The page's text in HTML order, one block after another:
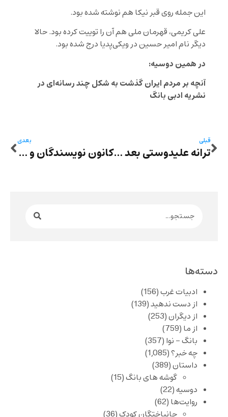
این جمله روی قبر نیکا هم نوشته شده بود.
علی کریمی، قهرمان ملی هم آن را توییت کرده بود. حالا
دیگر نام امیر حسین در ویکی‌پدیا درج شده بود.
در همین دوسیه:
آنچه بر مردم ایران گذشت به شکل چند رسانه‌ای در
نشریه ادبی بانگ
قبلی
ترانه علیدوستی بعد از آزادی از اوین، بدون حجاب اجباری مقابل دوربین ایستاد
بعدی
کانون نویسندگان و خانواده بکتاش آبتین نخستین سالگرد او را گرامی می دارند
دسته‌ها
ادبیات غرب(156)
از دست ندهید(139)
از دیگران(253)
از ما (759)
بانگ – نوا (357)
چه خبر؟(1,085)
داستان(389)
گوشه های بانگ(15)
دوسیه(22)
روایت‌ها (62)